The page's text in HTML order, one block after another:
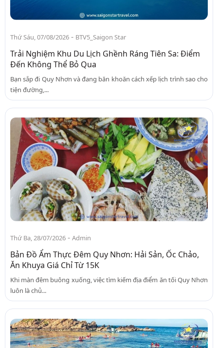
Thứ Sáu, 07/08/2026 - BTV5_Saigon Star
Trải Nghiệm Khu Du Lịch Ghềnh Ráng Tiên Sa: Điểm
Đến Không Thể Bỏ Qua
Bạn sắp đi Quy Nhơn và đang băn khoăn cách xếp lịch trình sao cho
tiện đường,...
Thứ Ba, 28/07/2026 - Admin
Bản Đồ Ẩm Thực Đêm Quy Nhơn: Hải Sản, Ốc Chảo,
Ăn Khuya Giá Chỉ Từ 15K
Khi màn đêm buông xuống, việc tìm kiếm địa điểm ăn tối Quy Nhơn
luôn là chủ...